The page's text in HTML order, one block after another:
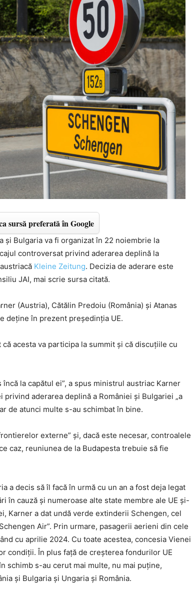
sursă preferată în Google
și Bulgaria va fi organizat în 22 noiembrie la
controversat privind aderarea deplină la
Kleine Zeitung. Decizia de aderare este
JAI, mai scrie sursa citată.
(Austria), Cătălin Predoiu (România) și Atanas
deține în prezent președinția UE.
acesta va participa la summit și că discuțiile cu
la capătul ei”, a spus ministrul austriac Karner
aderarea deplină a României și Bulgariei „a
de atunci multe s-au schimbat în bine.
externe” și, dacă este necesar, controalele
caz, reuniunea de la Budapesta trebuie să fie
a decis să îl facă în urmă cu un an a fost deja legat
în cauză și numeroase alte state membre ale UE și-
Karner a dat undă verde extinderii Schengen, cel
Air”. Prin urmare, pasagerii aerieni din cele
cu aprilie 2024. Cu toate acestea, concesia Vienei
condiții. În plus față de creșterea fondurilor UE
schimb s-au cerut mai multe, nu mai puține,
și Bulgaria și Ungaria și România.